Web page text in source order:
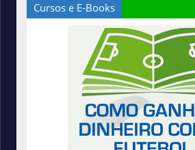
Cursos e E-Books